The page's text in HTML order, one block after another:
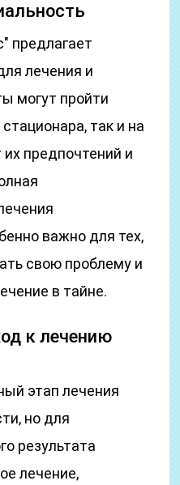
предлагает
лечения и
могут пройти
так и на
предпочтений и
важно для тех,
свою проблему и
в тайне.
к лечению
этап лечения
но для
результата
лечение,